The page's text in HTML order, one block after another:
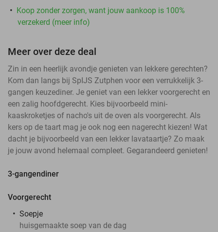
Koop zonder zorgen, want jouw aankoop is 100%
verzekerd (meer info)
Meer over deze deal
Zin in een heerlijk avondje genieten van lekkere gerechten?
Kom dan langs bij SpIJS Zutphen voor een verrukkelijk 3-
gangen keuzediner. Je geniet van een lekker voorgerecht en
een zalig hoofdgerecht. Kies bijvoorbeeld mini-
kaaskroketjes of nacho's uit de oven als voorgerecht. Als
kers op de taart mag je ook nog een nagerecht kiezen! Wat
dacht je bijvoorbeeld van een lekker lavataartje? Zo maak
je jouw avond helemaal compleet. Gegarandeerd genieten!
3-gangendiner
Voorgerecht
Soepje
huisgemaakte soep van de dag